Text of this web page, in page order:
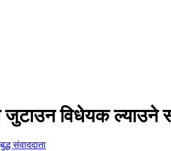
जुटाउन विधेयक ल्याउने
संवाददाता